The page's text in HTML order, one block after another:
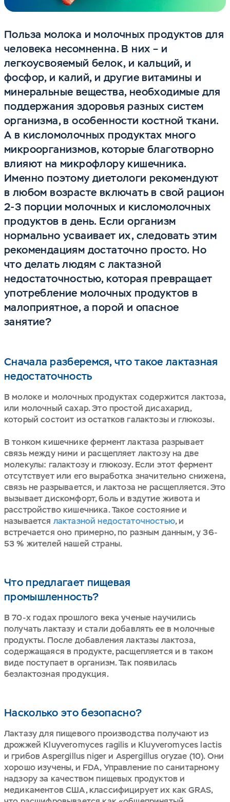
Польза молока и молочных продуктов для
человека несомненна. В них – и
легкоусвояемый белок, и кальций, и
фосфор, и калий, и другие витамины и
минеральные вещества, необходимые для
поддержания здоровья разных систем
организма, в особенности костной ткани.
А в кисломолочных продуктах много
микроорганизмов, которые благотворно
влияют на микрофлору кишечника.
Именно поэтому диетологи рекомендуют
в любом возрасте включать в свой рацион
2-3 порции молочных и кисломолочных
продуктов в день. Если организм
нормально усваивает их, следовать этим
рекомендациям достаточно просто. Но
что делать людям с лактазной
недостаточностью, которая превращает
употребление молочных продуктов в
малоприятное, а порой и опасное
занятие?
Сначала разберемся, что такое лактазная
недостаточность
В молоке и молочных продуктах содержится лактоза,
или молочный сахар. Это простой дисахарид,
который состоит из остатков галактозы и глюкозы.
В тонком кишечнике фермент лактаза разрывает
связь между ними и расщепляет лактозу на две
молекулы: галактозу и глюкозу. Если этот фермент
отсутствует или его выработка значительно снижена,
связь не разрывается, и лактоза не расщепляется. Это
вызывает дискомфорт, боль и вздутие живота и
расстройство кишечника. Такое состояние и
называется лактазной недостаточностью, и
встречается оно примерно, по разным данным, у 36-
53 % жителей нашей страны.
Что предлагает пищевая
промышленность?
В 70-х годах прошлого века ученые научились
получать лактазу и стали добавлять ее в молочные
продукты. После добавления лактазы лактоза,
содержащаяся в продукте, расщепляется и в таком
виде поступает в организм. Так появилась
безлактозная продукция.
Насколько это безопасно?
Лактазу для пищевого производства получают из
дрожжей Kluyveromyces ragilis и Kluyveromyces lactis
и грибов Aspergillus niger и Aspergillus oryzae (10). Они
хорошо изучены, и FDA, Управление по санитарному
надзору за качеством пищевых продуктов и
медикаментов США, классифицирует их как GRAS,